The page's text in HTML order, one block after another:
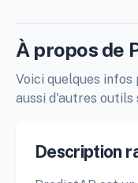
À propos de
Voici quelques
aussi d'autres outils
Description